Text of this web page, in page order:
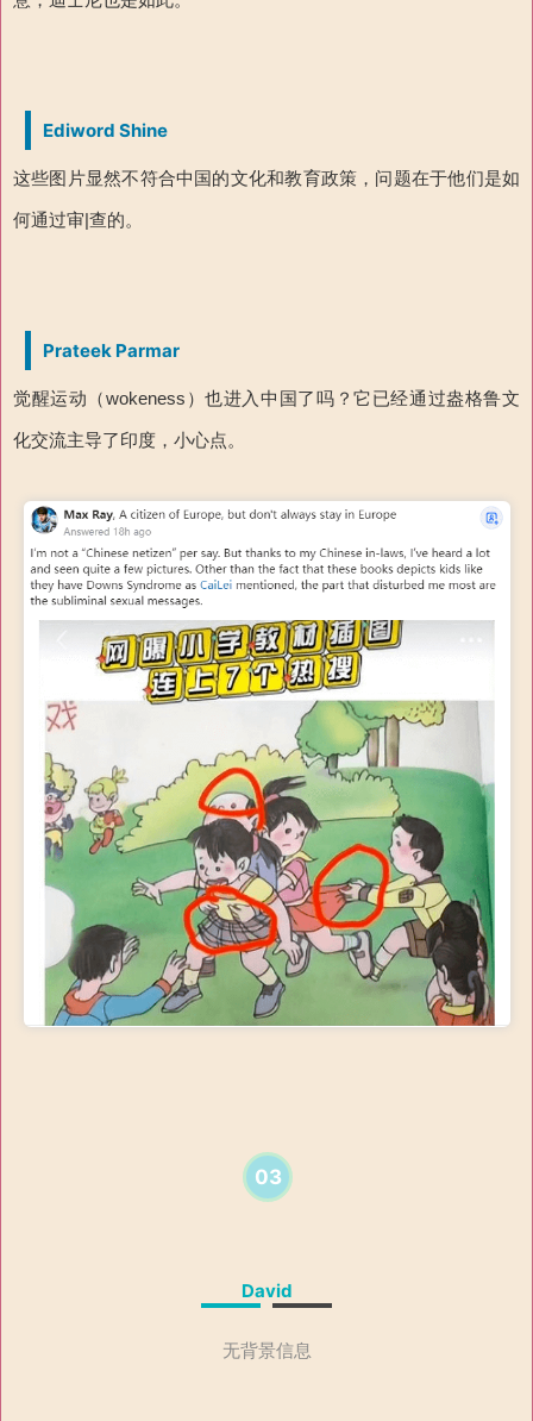
Ediword Shine
这些图片显然不符合中国的文化和教育政策，问题在于他们是如
何通过审|查的。
Prateek Parmar
觉醒运动（wokeness）也进入中国了吗？它已经通过盎格鲁文
化交流主导了印度，小心点。
03
David
无背景信息